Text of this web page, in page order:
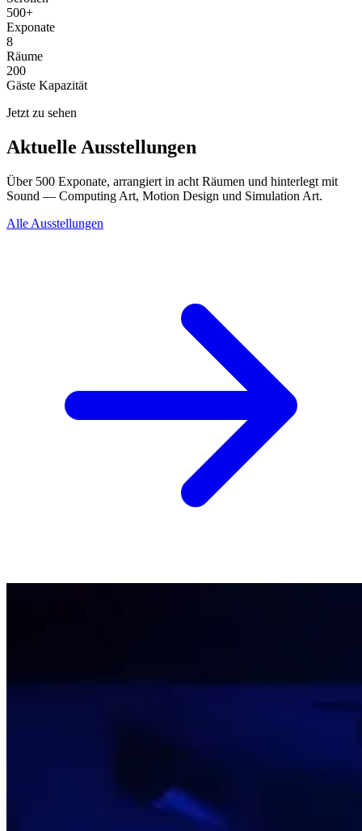
500+
Exponate
8
Räume
200
Gäste Kapazität
Jetzt zu sehen
Aktuelle Ausstellungen
Über 500 Exponate, arrangiert in acht Räumen und hinterlegt mit
Sound — Computing Art, Motion Design und Simulation Art.
Alle Ausstellungen